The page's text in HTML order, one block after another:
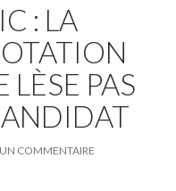
: LA
LÈSE PAS
UN COMMENTAIRE